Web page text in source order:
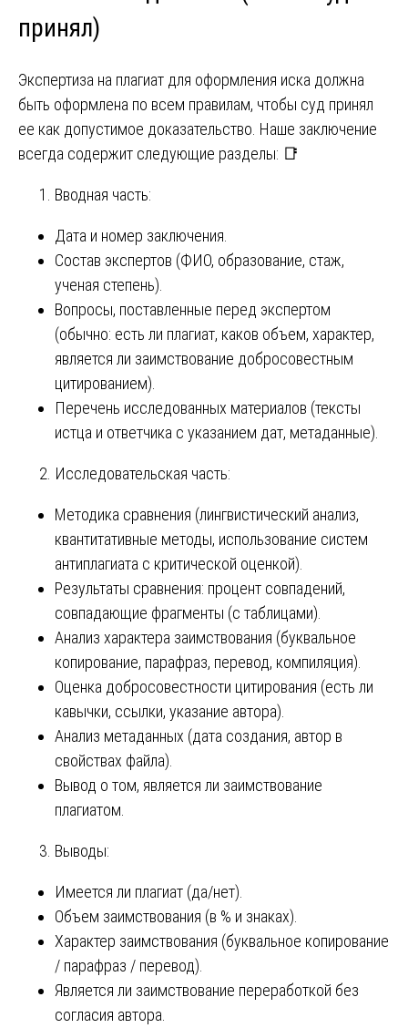
принял)
Экспертиза на плагиат для оформления иска должна
быть оформлена по всем правилам, чтобы суд принял
ее как допустимое доказательство. Наше заключение
всегда содержит следующие разделы: 📑
Вводная часть:
Дата и номер заключения.
Состав экспертов (ФИО, образование, стаж,
ученая степень).
Вопросы, поставленные перед экспертом
(обычно: есть ли плагиат, каков объем, характер,
является ли заимствование добросовестным
цитированием).
Перечень исследованных материалов (тексты
истца и ответчика с указанием дат, метаданные).
Исследовательская часть:
Методика сравнения (лингвистический анализ,
квантитативные методы, использование систем
антиплагиата с критической оценкой).
Результаты сравнения: процент совпадений,
совпадающие фрагменты (с таблицами).
Анализ характера заимствования (буквальное
копирование, парафраз, перевод, компиляция).
Оценка добросовестности цитирования (есть ли
кавычки, ссылки, указание автора).
Анализ метаданных (дата создания, автор в
свойствах файла).
Вывод о том, является ли заимствование
плагиатом.
Выводы:
Имеется ли плагиат (да/нет).
Объем заимствования (в % и знаках).
Характер заимствования (буквальное копирование
/ парафраз / перевод).
Является ли заимствование переработкой без
согласия автора.